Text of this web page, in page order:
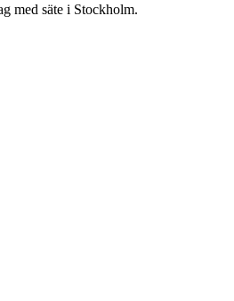
med säte i Stockholm.